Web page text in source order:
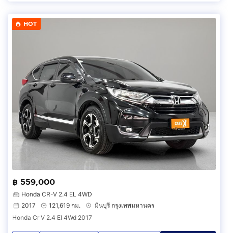
HOT
฿ 559,000
Honda CR-V 2.4 EL 4WD
2017
121,619 กม.
มีนบุรี กรุงเทพมหานคร
Honda Cr V 2.4 El 4Wd 2017